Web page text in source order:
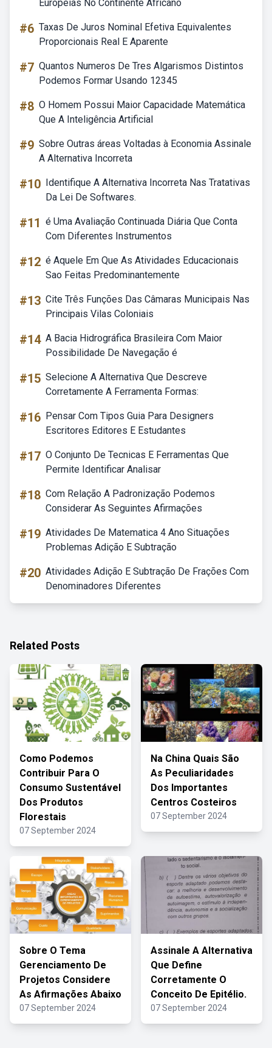
Europeias No Continente Africano
#6 Taxas De Juros Nominal Efetiva Equivalentes
Proporcionais Real E Aparente
#7 Quantos Numeros De Tres Algarismos Distintos
Podemos Formar Usando 12345
#8 O Homem Possui Maior Capacidade Matemática
Que A Inteligência Artificial
#9 Sobre Outras áreas Voltadas à Economia Assinale
A Alternativa Incorreta
#10 Identifique A Alternativa Incorreta Nas Tratativas
Da Lei De Softwares.
#11 é Uma Avaliação Continuada Diária Que Conta
Com Diferentes Instrumentos
#12 é Aquele Em Que As Atividades Educacionais
Sao Feitas Predominantemente
#13 Cite Três Funções Das Câmaras Municipais Nas
Principais Vilas Coloniais
#14 A Bacia Hidrográfica Brasileira Com Maior
Possibilidade De Navegação é
#15 Selecione A Alternativa Que Descreve
Corretamente A Ferramenta Formas:
#16 Pensar Com Tipos Guia Para Designers
Escritores Editores E Estudantes
#17 O Conjunto De Tecnicas E Ferramentas Que
Permite Identificar Analisar
#18 Com Relação A Padronização Podemos
Considerar As Seguintes Afirmações
#19 Atividades De Matematica 4 Ano Situações
Problemas Adição E Subtração
#20 Atividades Adição E Subtração De Frações Com
Denominadores Diferentes
Related Posts
Como Podemos
Contribuir Para O
Consumo Sustentável
Dos Produtos
Florestais
07 September 2024
Na China Quais São
As Peculiaridades
Dos Importantes
Centros Costeiros
07 September 2024
Sobre O Tema
Gerenciamento De
Projetos Considere
As Afirmações Abaixo
07 September 2024
Assinale A Alternativa
Que Define
Corretamente O
Conceito De Epitélio.
07 September 2024